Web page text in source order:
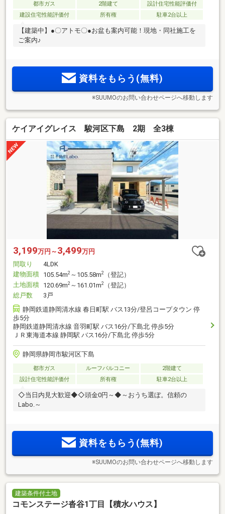
都市ガス 2階建て
設計住宅性能評価付
建設住宅性能評価付
所有権 駐車2台以上
【建築中】●〇アトモ〇●お盆も案内可能！現地・同社施工を
ご案内♪
資料をもらう(無料)
※SUUMOのお問い合わせページへ移動します
ケイアイグレイス 駿河区下島 2期 全3棟
3,199万円～ 3,499万円
間取り
4LDK
建物面積 105.54m2 ～105.58m2
（登記）
土地面積 120.69m2 ～161.01m2
（登記）
総戸数
3戸
静岡鉄道静岡清水線 春日町駅 バス13分/登呂コープタウン 停
歩5分
静岡鉄道静岡清水線 音羽町駅 バス16分/下島北 停歩5分
ＪＲ東海道本線 静岡駅 バス16分/下島北 停歩5分
静岡県静岡市駿河区下島
都市ガス ルーフバルコニー
2階建て
設計住宅性能評価付
所有権 駐車2台以上
◇当日内見大歓迎◆◇頭金0円～◆～おうち選ぼ。信頼の
Labo.～
資料をもらう(無料)
※SUUMOのお問い合わせページへ移動します
建築条件付土地
コモンステージ沓谷1丁目【積水ハウス】